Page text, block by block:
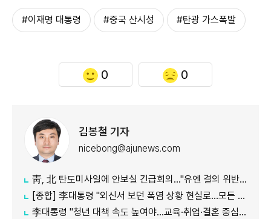
#이재명 대통령 #중국 산시성 #탄광 가스폭발
0 0
김봉철 기자
nicebong@ajunews.com
靑, 北 탄도미사일에 안보실 긴급회의…"유엔 결의 위반, 즉각 중단 촉구"
[종합] 李대통령 "외신서 보던 폭염 상황 현실로…모든 행정력 총동원하라"
李대통령 "청년 대책 속도 높여야…교육·취업·결혼 중심 정책 재편"